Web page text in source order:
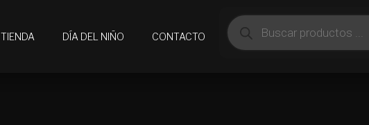
TIENDA DÍA DEL NIÑO CONTACTO
Búsqueda
de
productos